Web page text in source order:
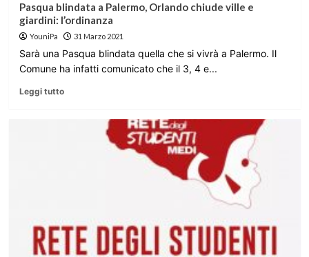
Pasqua blindata a Palermo, Orlando chiude ville e
giardini: l’ordinanza
YouniPa 31 Marzo 2021
Sarà una Pasqua blindata quella che si vivrà a Palermo. Il
Comune ha infatti comunicato che il 3, 4 e...
Leggi tutto